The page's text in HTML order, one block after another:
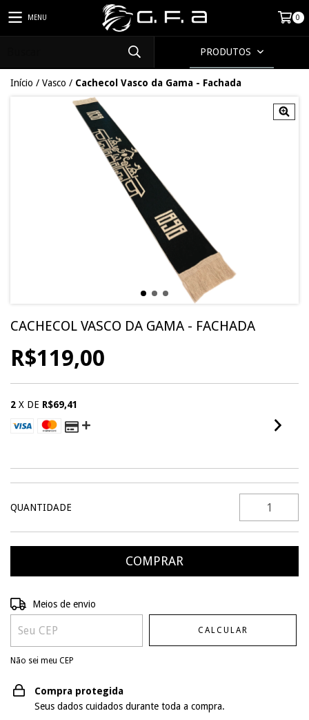
MENU 0
PRODUTOS
Início / Vasco / Cachecol Vasco da Gama - Fachada
CACHECOL VASCO DA GAMA - FACHADA
R$119,00
2 X DE R$69,41
QUANTIDADE
Entregas para o CEP:
Meios de envio
CALCULAR
Não sei meu CEP
Compra protegida
Seus dados cuidados durante toda a compra.